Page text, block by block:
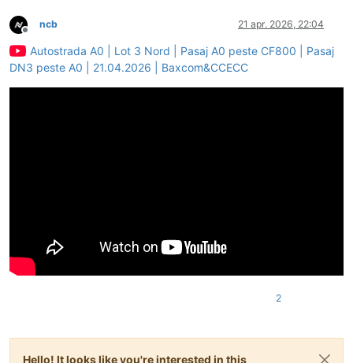
Deconectat
ncb 21 apr. 2026, 22:04
Autostrada A0 | Lot 3 Nord | Pasaj A0 peste CF800 | Pasaj
DN3 peste A0 | 21.04.2026 | Baxcom&CCECC
2
Hello! It looks like you're interested in this